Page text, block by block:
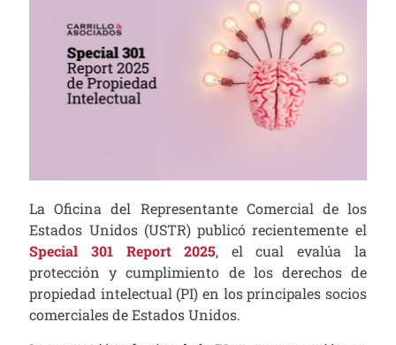
La Oficina del Representante Comercial de los
Estados Unidos (USTR) publicó recientemente el
Special 301 Report 2025, el cual evalúa la
protección y cumplimiento de los derechos de
propiedad intelectual (PI) en los principales socios
comerciales de Estados Unidos.